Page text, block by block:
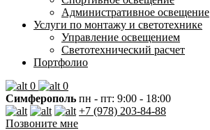
Административное освещение
Услуги по монтажу и светотехнике
Управление освещением
Светотехнический расчет
Портфолио
0
0
Симферополь пн - пт: 9:00 - 18:00
+7 (978) 203-84-88
Позвоните мне